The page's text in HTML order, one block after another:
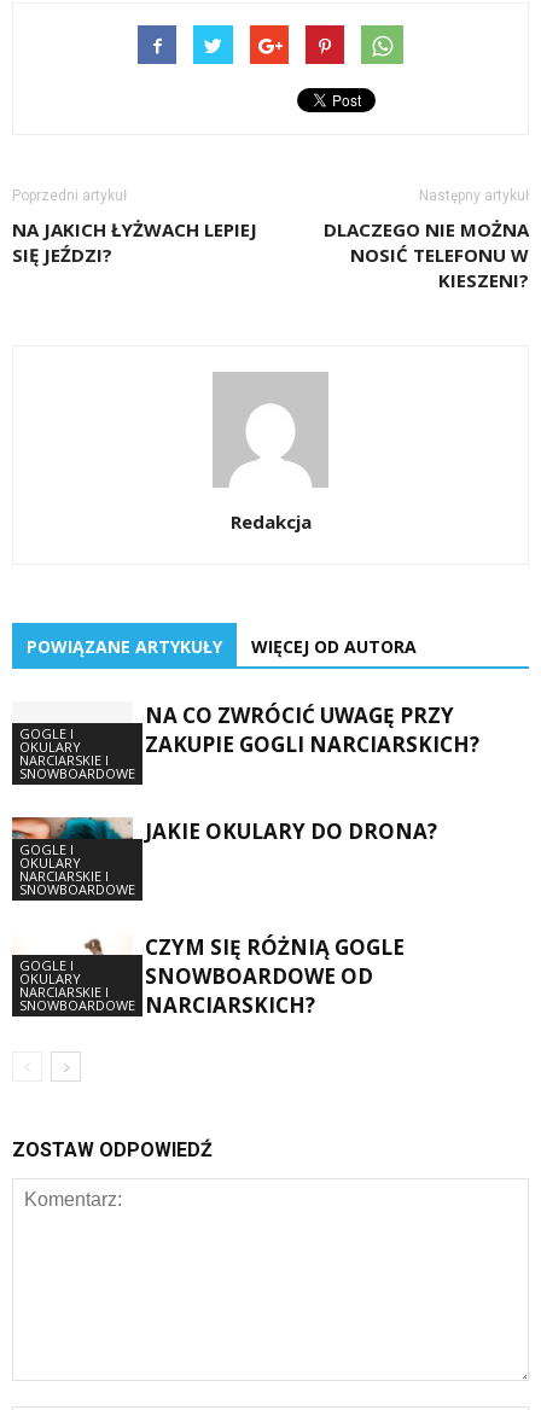
Poprzedni artykuł
NA JAKICH ŁYŻWACH LEPIEJ
SIĘ JEŹDZI?
Następny artykuł
DLACZEGO NIE MOŻNA
NOSIĆ TELEFONU W
KIESZENI?
Redakcja
POWIĄZANE ARTYKUŁY WIĘCEJ OD AUTORA
GOGLE I
OKULARY
NARCIARSKIE I
SNOWBOARDOWE
NA CO ZWRÓCIĆ UWAGĘ PRZY
ZAKUPIE GOGLI NARCIARSKICH?
GOGLE I
OKULARY
NARCIARSKIE I
SNOWBOARDOWE
JAKIE OKULARY DO DRONA?
GOGLE I
OKULARY
NARCIARSKIE I
SNOWBOARDOWE
CZYM SIĘ RÓŻNIĄ GOGLE
SNOWBOARDOWE OD
NARCIARSKICH?
ZOSTAW ODPOWIEDŹ